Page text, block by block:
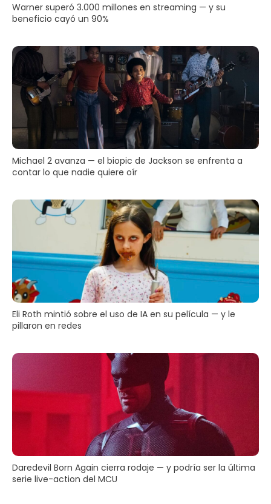
Warner superó 3.000 millones en streaming — y su
beneficio cayó un 90%
Michael 2 avanza — el biopic de Jackson se enfrenta a
contar lo que nadie quiere oír
Eli Roth mintió sobre el uso de IA en su película — y le
pillaron en redes
Daredevil Born Again cierra rodaje — y podría ser la última
serie live-action del MCU